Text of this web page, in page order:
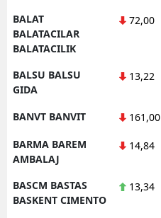
BALAT
BALATACILAR
BALATACILIK
72,00
BALSU BALSU
GIDA
13,22
BANVT BANVIT 161,00
BARMA BAREM
AMBALAJ
14,84
BASCM BASTAS
BASKENT CIMENTO
13,34